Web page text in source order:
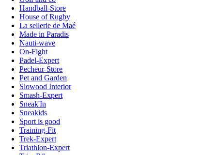
Handball-Store
House of Rugby
La sellerie de Maé
Made in Paradis
Nauti-wave
On-Fight
Padel-Expert
Pecheur-Store
Pet and Garden
Slowood Interior
Smash-Expert
Sneak'In
Sneakids
Sport is good
Training-Fit
Trek-Expert
Triathlon-Expert